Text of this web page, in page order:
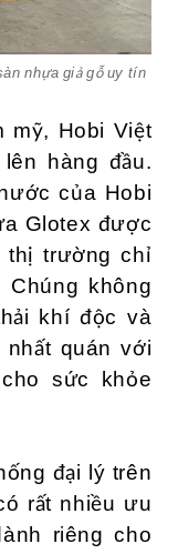
nhựa giả gỗ uy tín
mỹ, Hobi Việt
hàng đầu.
của Hobi
Glotex được
thị trường chỉ
không
khí độc và
quán với
sức khỏe
đại lý trên
rất nhiều ưu
riêng cho